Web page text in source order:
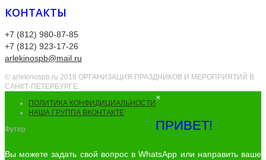
КОНТАКТЫ
+7 (812) 980-87-85
+7 (812) 923-17-26
arlekinospb@mail.ru
© arlekinospb.ru 2018 ОРГАНИЗАЦИЯ ПРАЗДНИКОВ И МЕРОПРИЯТИЙ В
САНКТ-ПЕТЕРБУРГЕ.
ПОЛИТИКА КОНФИДИЦИАЛЬНОСТИ
НАША ГРУППА ВКОНТАКТЕ
Футер
×
ПРИВЕТ!
Вы можете задать свой вопрос в WhatsApp или направить ваше